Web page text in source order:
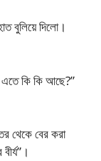
বুলিয়ে দিলো।
এতে কি কি আছে?”
থেকে বের করা